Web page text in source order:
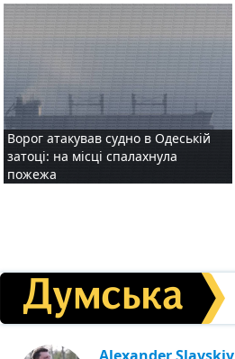
Ворог атакував судно в Одеській
затоці: на місці спалахнула
пожежа